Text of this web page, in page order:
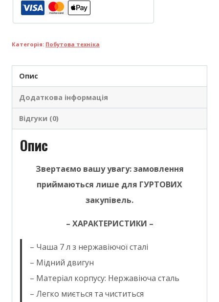
Категорія: Побутова техніка
Опис
Додаткова інформація
Відгуки (0)
Опис
Звертаємо вашу увагу: замовлення
приймаються лише для ГУРТОВИХ
закупівель.
– ХАРАКТЕРИСТИКИ –
– Чаша 7 л з нержавіючої сталі
– Мідний двигун
– Матеріал корпусу: Нержавіюча сталь
– Легко миється та чиститься